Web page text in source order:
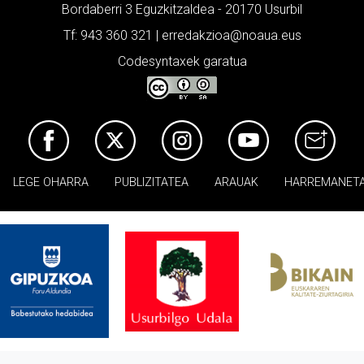
Bordaberri 3 Eguzkitzaldea - 20170 Usurbil
Tf: 943 360 321 | erredakzioa@noaua.eus
Codesyntaxek garatua
LEGE OHARRA PUBLIZITATEA ARAUAK